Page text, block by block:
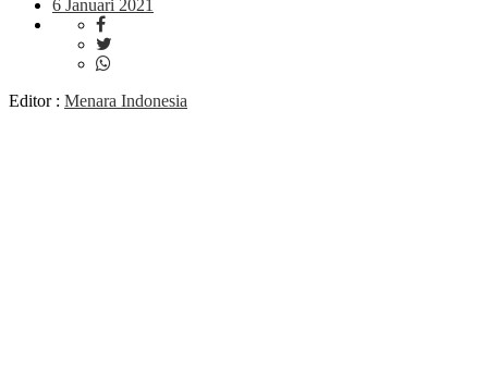
6 Januari 2021
Editor : Menara Indonesia